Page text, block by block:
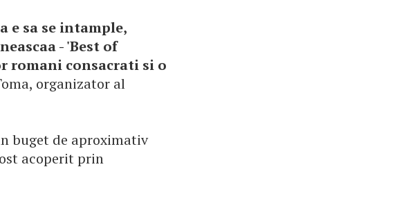
e sa se intample,
- 'Best of
romani consacrati si o
organizator al
buget de aproximativ
acoperit prin